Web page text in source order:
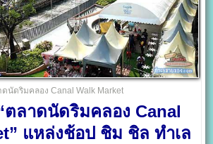
ดนัดริมคลอง Canal Walk Market
ลาดนัดริมคลอง Canal
แหล่งช้อป ชิม ชิล ทำเล